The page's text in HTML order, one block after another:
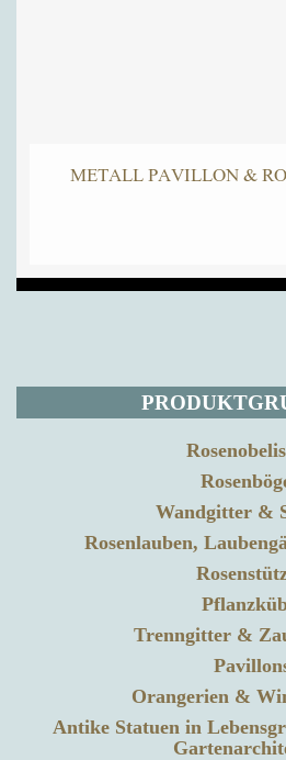
METALL PAVILLON &
Wandgitter &
Rosenlauben,
Trenngitter &
Orangerien &
Antike Statuen in